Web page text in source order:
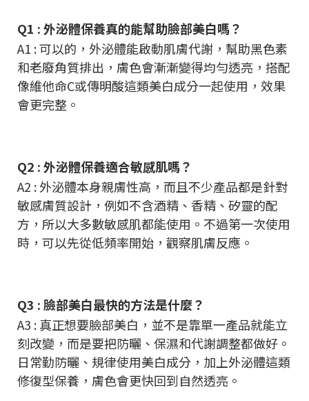
Q1 : 外泌體保養真的能幫助臉部美白嗎？
A1 : 可以的，外泌體能啟動肌膚代謝，幫助黑色素
和老廢角質排出，膚色會漸漸變得均勻透亮，搭配
像維他命C或傳明酸這類美白成分一起使用，效果
會更完整。
Q2 : 外泌體保養適合敏感肌嗎？
A2 : 外泌體本身親膚性高，而且不少產品都是針對
敏感膚質設計，例如不含酒精、香精、矽靈的配
方，所以大多數敏感肌都能使用。不過第一次使用
時，可以先從低頻率開始，觀察肌膚反應。
Q3 : 臉部美白最快的方法是什麼？
A3 : 真正想要臉部美白，並不是靠單一產品就能立
刻改變，而是要把防曬、保濕和代謝調整都做好。
日常勤防曬、規律使用美白成分，加上外泌體這類
修復型保養，膚色會更快回到自然透亮。